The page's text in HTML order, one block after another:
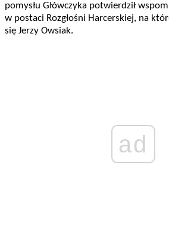
pomysłu Główczyka potwierdził
w postaci Rozgłośni Harcerskiej, na
się Jerzy Owsiak.
ad